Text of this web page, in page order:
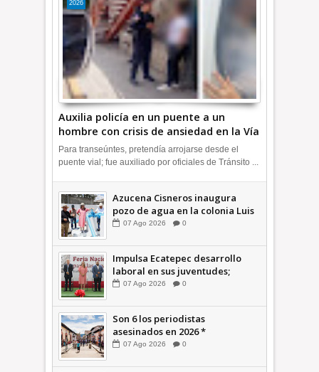
Auxilia policía en un puente a un
hombre con crisis de ansiedad en la Vía
Morelos | INFORMATIVA
2026
Para transeúntes, pretendía arrojarse desde el
puente vial; fue auxiliado por oficiales de Tránsito ...
Azucena Cisneros inaugura
pozo de agua en la colonia Luis
Donaldo Colosio +Video |
07 Ago 2026 0
Impulsa Ecatepec desarrollo
laboral en sus juventudes;
inauguran Feria de Empleo y
INFORMATIVA
07 Ago 2026 0
Son 6 los periodistas
asesinados en 2026 *
COMENTARIO A TIEMPO
07 Ago 2026 0